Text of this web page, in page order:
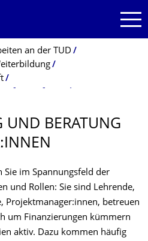
an der TUD
UND BERATUNG
Sie im Spannungsfeld der
und Rollen: Sie sind Lehrende,
Projektmanager:innen, betreuen
um Finanzierungen kümmern
aktiv. Dazu kommen häufig